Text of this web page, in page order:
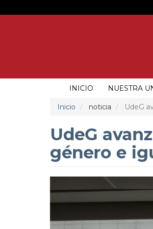
al
PRINCIPAL
INICIO NUESTRA
Inicio noticia UdeG
UdeG
género e